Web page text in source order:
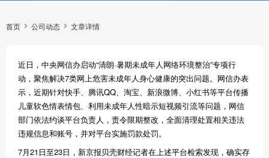
首页 公司动态 文章详情
近日，中央网信办启动“清朗·暑期未成年人网络环境整治”专项行
动，聚焦解决7类网上危害未成年人身心健康的突出问题。网信办表
示，近期针对快手、腾讯QQ、淘宝、新浪微博、小红书等平台传播
儿童软色情表情包、利用未成年人性暗示短视频引流等问题，网信
部门依法约谈平台负责人，责令限期整改，全面清理处置相关违法
违规信息和账号，并对平台实施罚款处罚。
7月21日至23日，新京报贝壳财经记者在上述平台检索发现，确实存